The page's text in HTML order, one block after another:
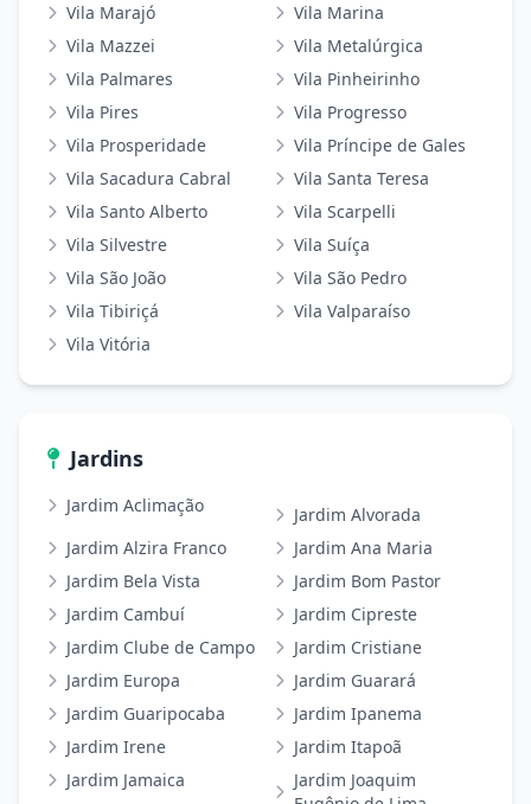
Vila Marajó
Vila Marina
Vila Mazzei
Vila Metalúrgica
Vila Palmares
Vila Pinheirinho
Vila Pires
Vila Progresso
Vila Prosperidade
Vila Príncipe de Gales
Vila Sacadura Cabral
Vila Santa Teresa
Vila Santo Alberto
Vila Scarpelli
Vila Silvestre
Vila Suíça
Vila São João
Vila São Pedro
Vila Tibiriçá
Vila Valparaíso
Vila Vitória
Jardins
Jardim Aclimação
Jardim Alvorada
Jardim Alzira Franco
Jardim Ana Maria
Jardim Bela Vista
Jardim Bom Pastor
Jardim Cambuí
Jardim Cipreste
Jardim Clube de Campo
Jardim Cristiane
Jardim Europa
Jardim Guarará
Jardim Guaripocaba
Jardim Ipanema
Jardim Irene
Jardim Itapoã
Jardim Jamaica
Jardim Joaquim